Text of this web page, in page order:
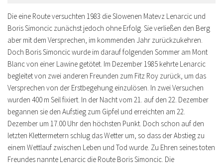
Die eine Route versuchten 1983 die Slowenen Matevz Lenarcic und
Boris Simoncic zunächst jedoch ohne Erfolg. Sie verließen den Berg
aber mit dem Versprechen, im kommenden Jahr zurückzukehren.
Doch Boris Simoncic wurde im darauf folgenden Sommer am Mont
Blanc von einer Lawine getötet. Im Dezember 1985 kehrte Lenarcic
begleitet von zwei anderen Freunden zum Fitz Roy zurück, um das
Versprechen von der Erstbegehung einzulösen. In zwei Versuchen
wurden 400 m Seil fixiert. In der Nacht vom 21. auf den 22. Dezember
begannen sie den Aufstieg zum Gipfel und erreichten am 22.
Dezember um 17.00 Uhr den höchsten Punkt. Doch schon auf den
letzten Klettermetern schlug das Wetter um, so dass der Abstieg zu
einem Wettlauf zwischen Leben und Tod wurde. Zu Ehren seines toten
Freundes nannte Lenarcic die Route Boris Simoncic. Die